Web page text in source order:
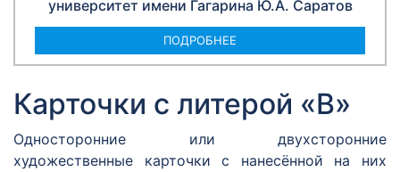
университет имени Гагарина Ю.А. Саратов
ПОДРОБНЕЕ
Карточки с литерой «В»
Односторонние или двухсторонние
художественные карточки с нанесённой на них